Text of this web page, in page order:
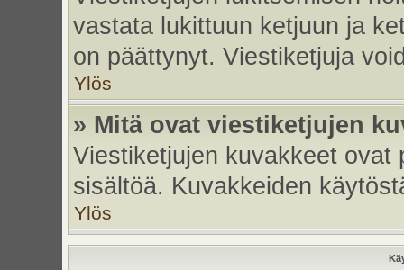
vastata lukittuun ketjuun ja
on päättynyt. Viestiketjuja
Ylös
» Mitä ovat viestiketjujen
Viestiketjujen kuvakkeet ovat
sisältöä. Kuvakkeiden
Ylös